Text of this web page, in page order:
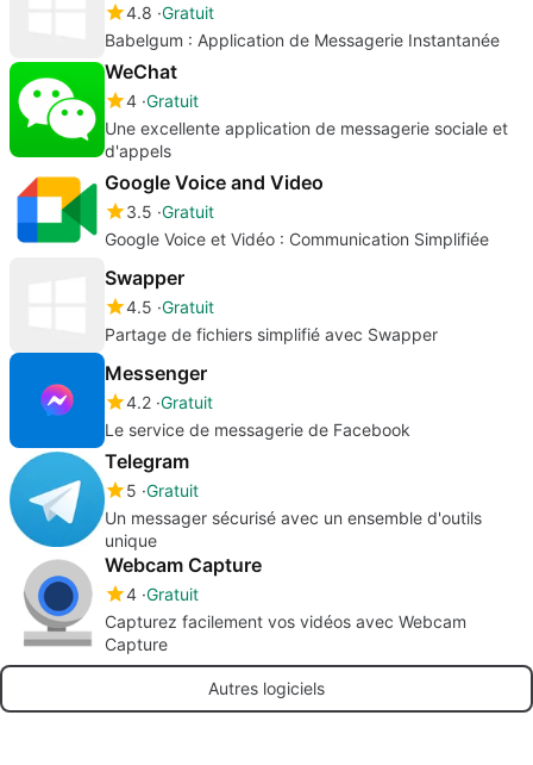
4.8 Gratuit
Babelgum : Application de Messagerie Instantanée
WeChat
4 Gratuit
Une excellente application de messagerie sociale et
d'appels
Google Voice and Video
3.5 Gratuit
Google Voice et Vidéo : Communication Simplifiée
Swapper
4.5 Gratuit
Partage de fichiers simplifié avec Swapper
Messenger
4.2 Gratuit
Le service de messagerie de Facebook
Telegram
5 Gratuit
Un messager sécurisé avec un ensemble d'outils
unique
Webcam Capture
4 Gratuit
Capturez facilement vos vidéos avec Webcam
Capture
Autres logiciels